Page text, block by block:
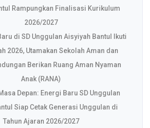
Rampungkan Finalisasi Kurikulum
2026/2027
di SD Unggulan Aisyiyah Bantul Ikuti
2026, Utamakan Sekolah Aman dan
Berikan Ruang Aman Nyaman
Anak (RANA)
Depan: Energi Baru SD Unggulan
Siap Cetak Generasi Unggulan di
Tahun Ajaran 2026/2027